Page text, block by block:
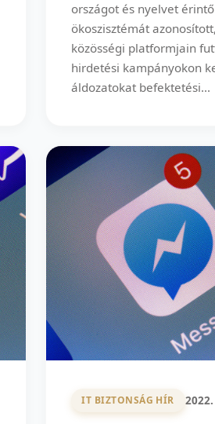
országot és nyelvet
ökoszisztémát
közösségi platformjain
hirdetési kampányokon
áldozatokat befektetési...
IT BIZTONSÁG HÍR